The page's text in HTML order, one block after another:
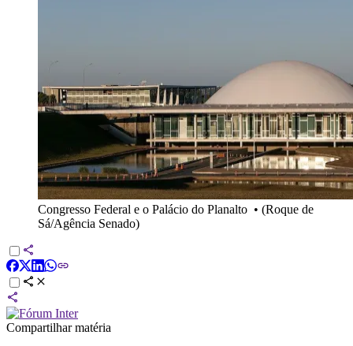
Congresso Federal e o Palácio do Planalto • (Roque de
Sá/Agência Senado)
Compartilhar matéria